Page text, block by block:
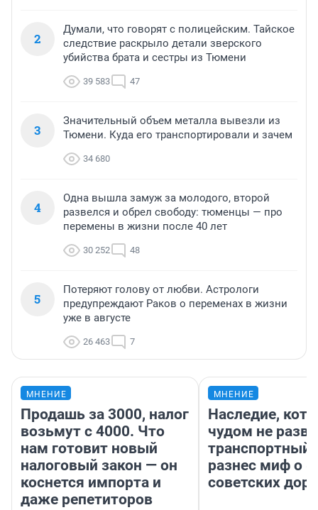
2
Думали, что говорят с полицейским. Тайское
следствие раскрыло детали зверского
убийства брата и сестры из Тюмени
39 583 47
3
Значительный объем металла вывезли из
Тюмени. Куда его транспортировали и зачем
34 680
4
Одна вышла замуж за молодого, второй
развелся и обрел свободу: тюменцы — про
перемены в жизни после 40 лет
30 252 48
5
Потеряют голову от любви. Астрологи
предупреждают Раков о переменах в жизни
уже в августе
26 463 7
МНЕНИЕ
Продашь за 3000, налог
возьмут с 4000. Что
нам готовит новый
налоговый закон — он
коснется импорта и
даже репетиторов
МНЕНИЕ
Наследие,
чудом не
транспортный
разнес миф о
советских